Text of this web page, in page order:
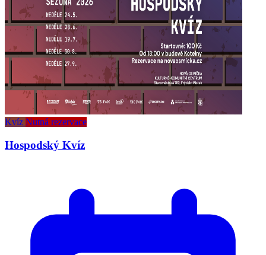
Kvíz Nutná rezervace
Hospodský Kvíz